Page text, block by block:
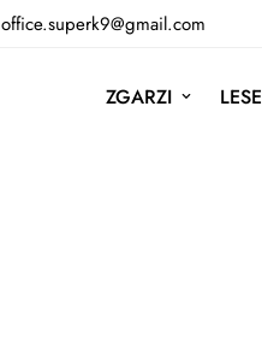
office.superk9@gmail.com
ZGARZI LESE